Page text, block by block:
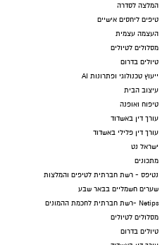
המלצה לסדרה
טיפים ליחסים אישיים
העצמה עצמית
מסלולים לטיולים
טיולים בדרום
ייעוץ טכנולוגי ופתרונות AI
עיצוב הבית
טיפוח ואופנה
עורך דין באשדוד
עורך דין פלילי באשדוד
ישראל נט
מתכונים
נטיפס - רשת חברתית לטיפים והמלצות
שערים חשמליים בבאר שבע
Netips -רשת חברתית לחכמת ההמונים
מסלולים לטיולים
טיולים בדרום